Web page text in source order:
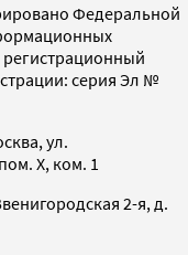
Федеральной
серия Эл №
ул.
X, ком. 1
2-я, д.